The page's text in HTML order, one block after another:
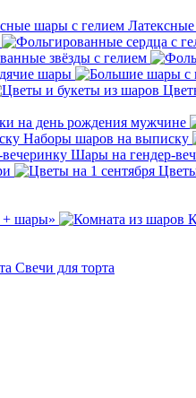
звёзды с гелием
шары
на день рождения мужчине
Наборы шаров на выписку
Шары на гендер-
+ шары»
Свечи для торта